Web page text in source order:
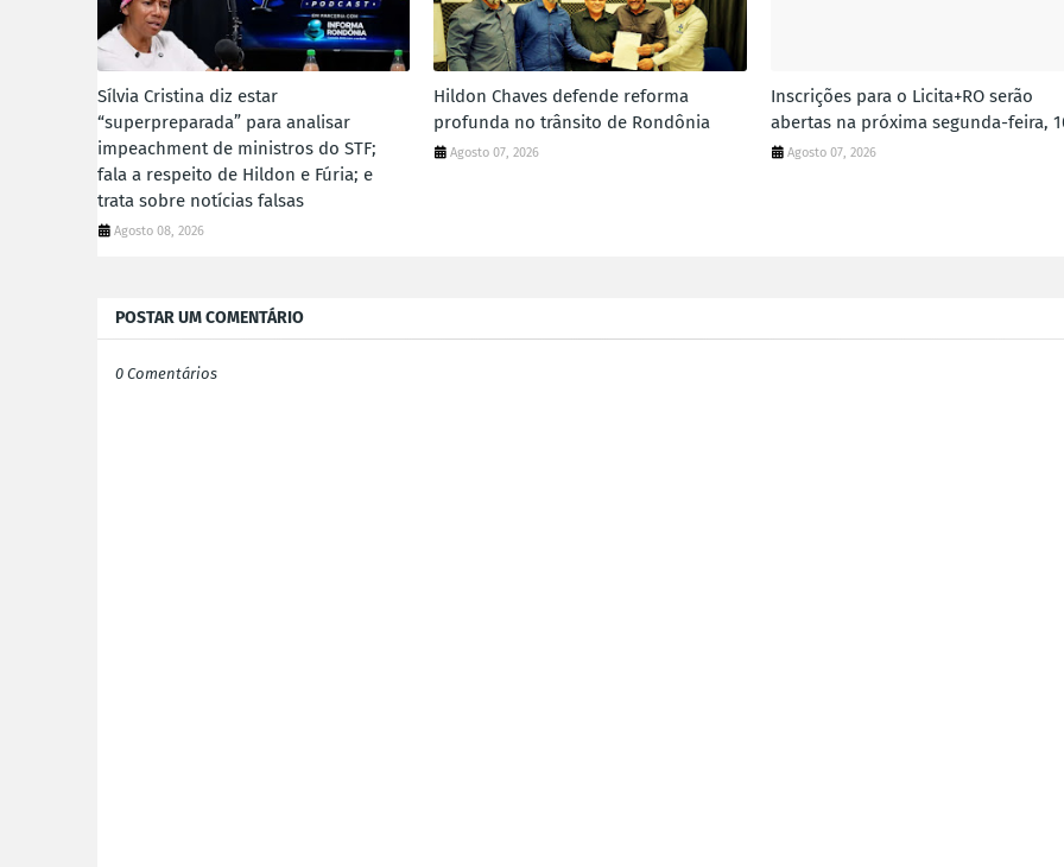
Sílvia Cristina diz estar
“superpreparada” para analisar
impeachment de ministros do STF;
fala a respeito de Hildon e Fúria; e
trata sobre notícias falsas
Agosto 08, 2026
Hildon Chaves defende reforma
profunda no trânsito de Rondônia
Agosto 07, 2026
Inscrições para o Licita+RO serão
abertas na próxima segunda-feira,
Agosto 07, 2026
POSTAR UM COMENTÁRIO
0 Comentários